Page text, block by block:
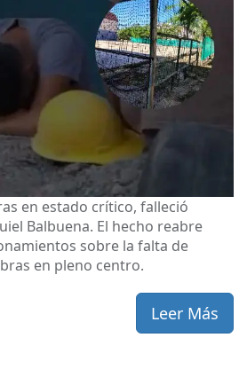
en estado crítico, falleció
Balbuena. El hecho reabre
sobre la falta de
en pleno centro.
Leer Más